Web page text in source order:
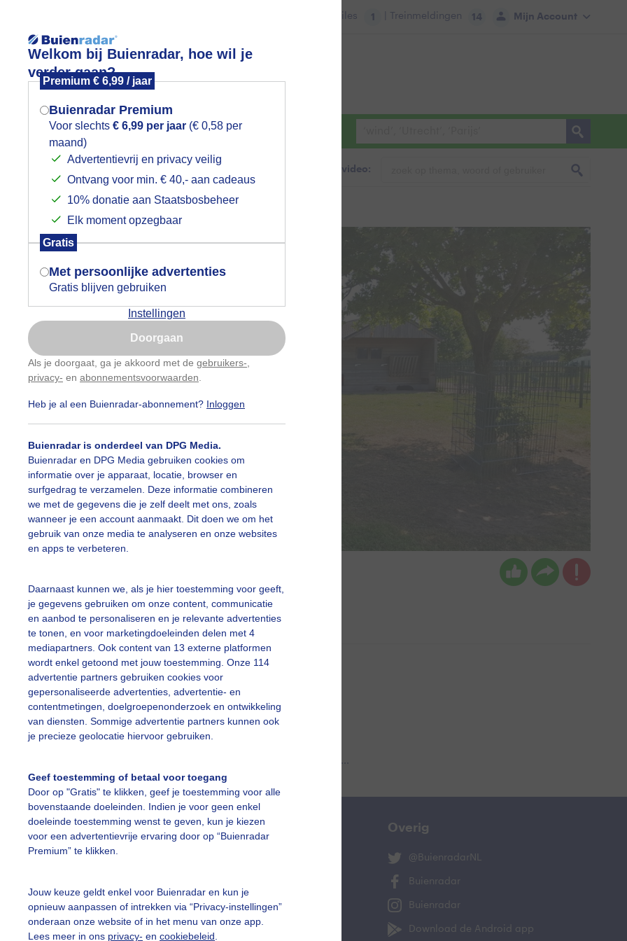
Welkom bij Buienradar, hoe wil je
verder gaan?
Premium € 6,99 / jaar
Buienradar Premium
Voor slechts € 6,99 per jaar (€ 0,58 per
maand)
Advertentievrij en privacy veilig
Ontvang voor min. € 40,- aan cadeaus
10% donatie aan Staatsbosbeheer
Elk moment opzegbaar
Gratis
Met persoonlijke advertenties
Gratis blijven gebruiken
Instellingen
Doorgaan
Als je doorgaat, ga je akkoord met de gebruikers-
privacy- en abonnementsvoorwaarden
Heb je al een Buienradar-abonnement? Inloggen
Buienradar is onderdeel van DPG Media.
Buienradar en DPG Media gebruiken cookies om
informatie over je apparaat, locatie, browser en
surfgedrag te verzamelen. Deze informatie combineren
we met de gegevens die je zelf deelt met ons, zoals
wanneer je een account aanmaakt. Dit doen we om het
gebruik van onze media te analyseren en onze websites
en apps te verbeteren.
Daarnaast kunnen we, als je hier toestemming voor geeft,
je gegevens gebruiken om onze content, communicatie
en aanbod te personaliseren en je relevante advertenties
te tonen, en voor marketingdoeleinden delen met 4
mediapartners. Ook content van 13 externe platformen
wordt enkel getoond met jouw toestemming. Onze 114
advertentie partners gebruiken cookies voor
gepersonaliseerde advertenties, advertentie- en
contentmetingen, doelgroepenonderzoek en ontwikkeling
van diensten. Sommige advertentie partners kunnen ook
je precieze geolocatie hiervoor gebruiken.
Geef toestemming of betaal voor toegang
Door op "Gratis" te klikken, geef je toestemming voor alle
bovenstaande doeleinden. Indien je voor geen enkel
doeleinde toestemming wenst te geven, kun je kiezen
voor een advertentievrije ervaring door op “Buienradar
Premium” te klikken.
Jouw keuze geldt enkel voor Buienradar en kun je
opnieuw aanpassen of intrekken via “Privacy-instellingen”
onderaan onze website of in het menu van onze app.
Lees meer in ons privacy- en cookiebeleid
Mijn Account
Files 1 | Treinmeldingen 14
Foto en video Weerzine
Zoeken in foto & video:
slideshow
vragen
Mijn weer Overig
@BuienradarNL
Buienradar
Buienradar
Download de Android app
Mogen we je locatie gebruiken voor
het weer?
Indien je hier nog geen akkoord op hebt
gegeven, verschijnt er zo een pop-up uit
je browser waarin deze toestemming
gevraagd wordt.
Is goed, toon de popup
Nu niet, misschien later
Gebruik je Safari en wil je niet elke dag deze pop-up
Klikhierom dit aan te passen